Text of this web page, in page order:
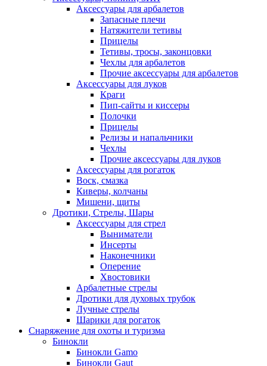
Аксессуары для арбалетов
Запасные плечи
Натяжители тетивы
Прицелы
Тетивы, тросы, законцовки
Чехлы для арбалетов
Прочие аксессуары для арбалетов
Аксессуары для луков
Краги
Пип-сайты и киссеры
Полочки
Прицелы
Релизы и напальчники
Чехлы
Прочие аксессуары для луков
Аксессуары для рогаток
Воск, смазка
Киверы, колчаны
Мишени, щиты
Дротики, Стрелы, Шары
Аксессуары для стрел
Выниматели
Инсерты
Наконечники
Оперение
Хвостовики
Арбалетные стрелы
Дротики для духовых трубок
Лучные стрелы
Шарики для рогаток
Снаряжение для охоты и туризма
Бинокли
Бинокли Gamo
Бинокли Gaut